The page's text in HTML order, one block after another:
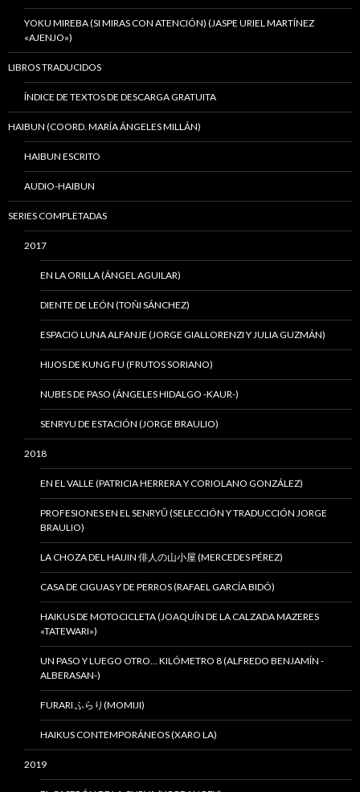
YOKU MIREBA (SI MIRAS CON ATENCIÓN) (JASPE URIEL MARTÍNEZ
«AJENJO»)
LIBROS TRADUCIDOS
ÍNDICE DE TEXTOS DE DESCARGA GRATUITA
HAIBUN (COORD. MARÍA ÁNGELES MILLÁN)
HAIBUN ESCRITO
AUDIO-HAIBUN
SERIES COMPLETADAS
2017
EN LA ORILLA (ÁNGEL AGUILAR)
DIENTE DE LEÓN (TOÑI SÁNCHEZ)
ESPACIO LUNA ALFANJE (JORGE GIALLORENZI Y JULIA GUZMÁN)
HIJOS DE KUNG FU (FRUTOS SORIANO)
NUBES DE PASO (ÁNGELES HIDALGO -KAUR-)
SENRYU DE ESTACIÓN (JORGE BRAULIO)
2018
EN EL VALLE (PATRICIA HERRERA Y CORIOLANO GONZÁLEZ)
PROFESIONES EN EL SENRYÛ (SELECCIÓN Y TRADUCCIÓN JORGE
BRAULIO)
LA CHOZA DEL HAIJIN 俳人の山小屋 (MERCEDES PÉREZ)
CASA DE CIGUAS Y DE PERROS (RAFAEL GARCÍA BIDÓ)
HAIKUS DE MOTOCICLETA (JOAQUÍN DE LA CALZADA MAZERES
«TATEWARI»)
UN PASO Y LUEGO OTRO… KILÓMETRO 8 (ALFREDO BENJAMÍN -
ALBERASAN-)
FURARI ふらり(MOMIJI)
HAIKUS CONTEMPORÁNEOS (XARO LA)
2019